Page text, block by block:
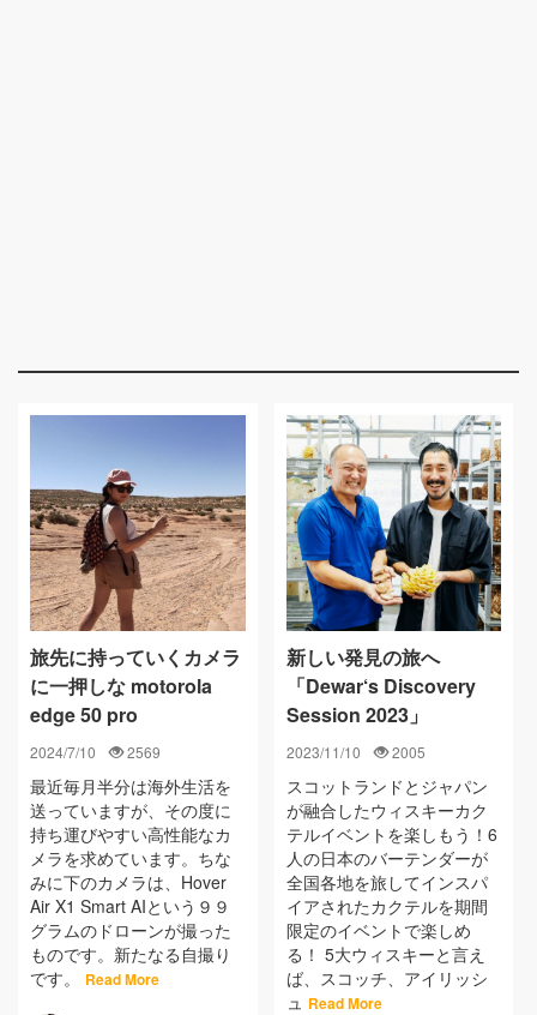
旅先に持っていくカメラ
に一押しな motorola
edge 50 pro
2024/7/10 2569
最近毎月半分は海外生活を
送っていますが、その度に
持ち運びやすい高性能なカ
メラを求めています。ちな
みに下のカメラは、Hover
Air X1 Smart AIという９９
グラムのドローンが撮った
ものです。新たなる自撮り
です。
Read More
新しい発見の旅へ
「Dewar‘s Discovery
Session 2023」
2023/11/10 2005
スコットランドとジャパン
が融合したウィスキーカク
テルイベントを楽しもう！6
人の日本のバーテンダーが
全国各地を旅してインスパ
イアされたカクテルを期間
限定のイベントで楽しめ
る！ 5大ウィスキーと言え
ば、スコッチ、アイリッシ
ュ Read More